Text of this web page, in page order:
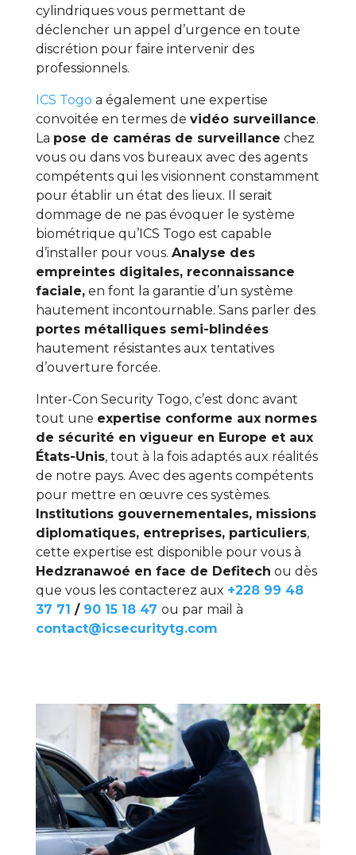
cylindriques vous permettant de
déclencher un appel d’urgence en toute
discrétion pour faire intervenir des
professionnels.
ICS Togo a également une expertise
convoitée en termes de vidéo surveillance.
La pose de caméras de surveillance chez
vous ou dans vos bureaux avec des agents
compétents qui les visionnent constamment
pour établir un état des lieux. Il serait
dommage de ne pas évoquer le système
biométrique qu’ICS Togo est capable
d’installer pour vous. Analyse des
empreintes digitales, reconnaissance
faciale,en font la garantie d’un système
hautement incontournable. Sans parler des
portes métalliques semi-blindées
hautement résistantes aux tentatives
d’ouverture forcée.
Inter-Con Security Togo, c’est donc avant
tout une expertise conforme aux normes
de sécurité en vigueur en Europe et aux
États-Unis, tout à la fois adaptés aux réalités
de notre pays. Avec des agents compétents
pour mettre en œuvre ces systèmes.
Institutions gouvernementales, missions
diplomatiques, entreprises, particuliers,
cette expertise est disponible pour vous à
Hedzranawoé en face de Defitech ou dès
que vous les contacterez aux +228 99 48
37 71 / 90 15 18 47 ou par mail à
contact@icsecuritytg.com